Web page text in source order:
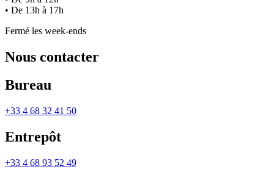
• De 13h à 17h
Fermé les week-ends
Nous contacter
Bureau
+33 4 68 32 41 50
Entrepôt
+33 4 68 93 52 49